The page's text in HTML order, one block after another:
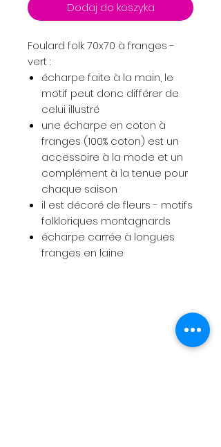
Dodaj do koszyka
Foulard folk 70x70 à franges -
vert :
écharpe faite à la main, le
motif peut donc différer de
celui illustré
une écharpe en coton à
franges (100% coton) est un
accessoire à la mode et un
complément à la tenue pour
chaque saison
il est décoré de fleurs - motifs
folkloriques montagnards
écharpe carrée à longues
franges en laine